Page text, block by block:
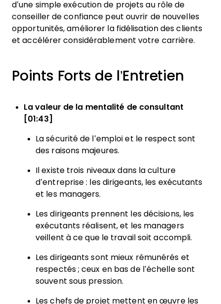
d’une simple exécution de projets au rôle de
conseiller de confiance peut ouvrir de nouvelles
opportunités, améliorer la fidélisation des clients
et accélérer considérablement votre carrière.
Points Forts de l’Entretien
La valeur de la mentalité de consultant
[01:43]
La sécurité de l’emploi et le respect sont
des raisons majeures.
Il existe trois niveaux dans la culture
d’entreprise : les dirigeants, les exécutants
et les managers.
Les dirigeants prennent les décisions, les
exécutants réalisent, et les managers
veillent à ce que le travail soit accompli.
Les dirigeants sont mieux rémunérés et
respectés ; ceux en bas de l’échelle sont
souvent sous pression.
Les chefs de projet mettent en œuvre les